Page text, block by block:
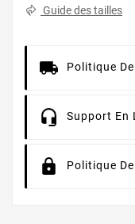
Guide des tailles
Politique
Support En
Politique